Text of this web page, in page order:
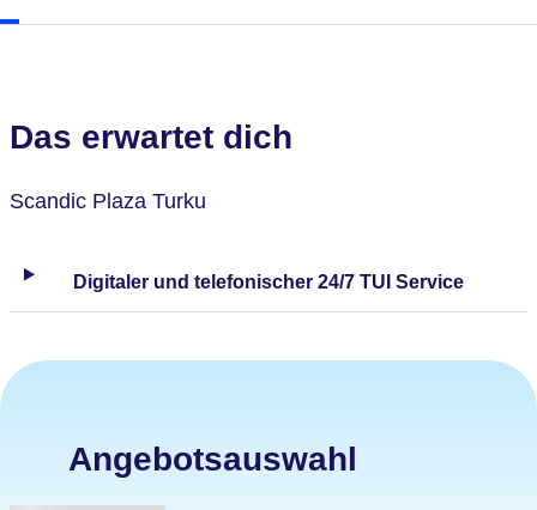
Das erwartet dich
Scandic Plaza Turku
Digitaler und telefonischer 24/7 TUI Service
Angebotsauswahl